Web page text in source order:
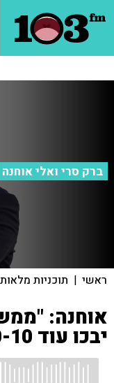
ברק סרי ואלי אוחנה
ראשי | תוכניות מלאות
אוחנה:
יבכו עוד 20-10 שנה"